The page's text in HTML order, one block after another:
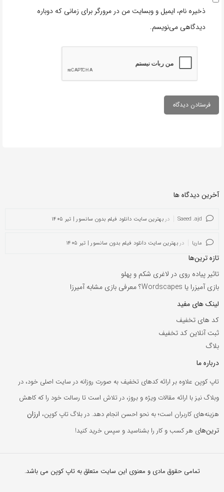
ذخیره نام، ایمیل و وبسایت من در مرورگر برای زمانی که دوباره
دیدگاهی می‌نویسم.
آخرین دیدگاه ها
Saeed .ajd در بهترین سایت دانلود فیلم بدون سانسور | تیر ۱۴۰۵
ماریا در بهترین سایت دانلود فیلم بدون سانسور | تیر ۱۴۰۵
تازه ترین‌ها
تاثیر پیاده روی در لاغری شکم و پهلو
بازی آمیزرا یا Wordscapes؟ معرفی بازی مشابه آمیرزا
لینک های مفید
کد های تخفیف
ثبت آنلاین کد تخفیف
بلاگ
درباره ما
تاپ کوپن علاوه بر ارائه کدهای تخفیف به صورت روزانه در سایت اصلی خود، در
وبلاگ نیز با ارائه مقالات ویژه و بروز، در تلاش است تا رسالت خود را که کاهش
هزینه‌های کاربران است؛ به نحو احسن انجام دهد. در بلاگ تاپ کوپن، ارزان
ترین‌های هر کسب و کار را بشناسید و سپس خرید کنید!
تمامی حقوق مادی و معنوی این سایت متعلق به تاپ کوپن می باشد.